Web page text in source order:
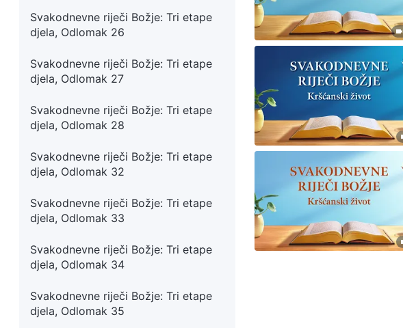
Svakodnevne riječi Božje: Tri etape
djela, Odlomak 26
Svakodnevne riječi Božje: Tri etape
djela, Odlomak 27
Svakodnevne riječi Božje: Tri etape
djela, Odlomak 28
Svakodnevne riječi Božje: Tri etape
djela, Odlomak 32
Svakodnevne riječi Božje: Tri etape
djela, Odlomak 33
Svakodnevne riječi Božje: Tri etape
djela, Odlomak 34
Svakodnevne riječi Božje: Tri etape
djela, Odlomak 35